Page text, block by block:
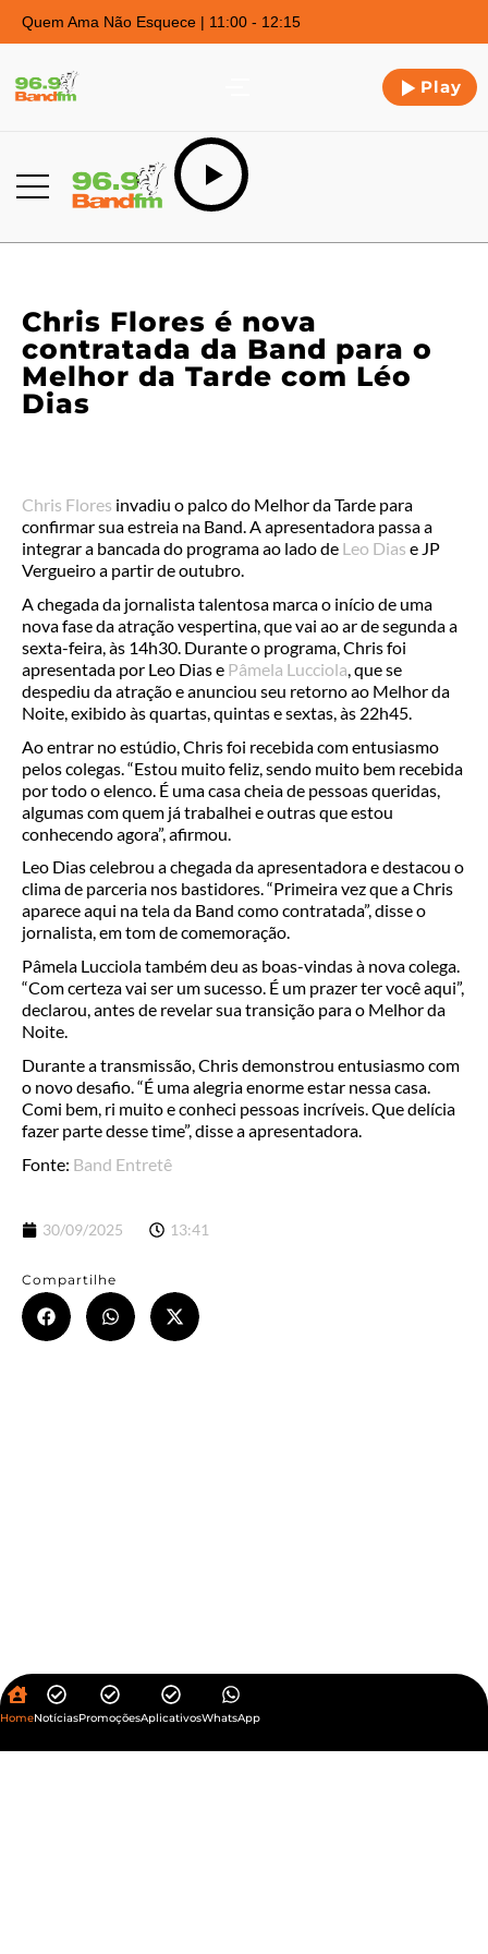
Quem Ama Não Esquece | 11:00 - 12:15
Play
Chris Flores é nova
contratada da Band para o
Melhor da Tarde com Léo
Dias
Chris Flores invadiu o palco do Melhor da Tarde para
confirmar sua estreia na Band. A apresentadora passa a
integrar a bancada do programa ao lado de Leo Dias e JP
Vergueiro a partir de outubro.
A chegada da jornalista talentosa marca o início de uma
nova fase da atração vespertina, que vai ao ar de segunda a
sexta-feira, às 14h30. Durante o programa, Chris foi
apresentada por Leo Dias e Pâmela Lucciola, que se
despediu da atração e anunciou seu retorno ao Melhor da
Noite, exibido às quartas, quintas e sextas, às 22h45.
Ao entrar no estúdio, Chris foi recebida com entusiasmo
pelos colegas. “Estou muito feliz, sendo muito bem recebida
por todo o elenco. É uma casa cheia de pessoas queridas,
algumas com quem já trabalhei e outras que estou
conhecendo agora”, afirmou.
Leo Dias celebrou a chegada da apresentadora e destacou o
clima de parceria nos bastidores. “Primeira vez que a Chris
aparece aqui na tela da Band como contratada”, disse o
jornalista, em tom de comemoração.
Pâmela Lucciola também deu as boas-vindas à nova colega.
“Com certeza vai ser um sucesso. É um prazer ter você aqui”,
declarou, antes de revelar sua transição para o Melhor da
Noite.
Durante a transmissão, Chris demonstrou entusiasmo com
o novo desafio. “É uma alegria enorme estar nessa casa.
Comi bem, ri muito e conheci pessoas incríveis. Que delícia
fazer parte desse time”, disse a apresentadora.
Fonte: Band Entretê
30/09/2025 13:41
Compartilhe
HomeNotíciasPromoçõesAplicativosWhatsApp